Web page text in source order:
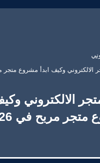
الالكتروني وكيف ابدأ مشروع
الالكتروني
مربح في 2026